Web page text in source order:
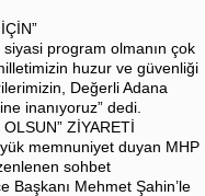
program olmanın çok
huzur ve güvenliği
Değerli Adana
inanıyoruz” dedi.
ZİYARETİ
memnuniyet duyan MHP
sohbet
Başkanı Mehmet Şahin’le